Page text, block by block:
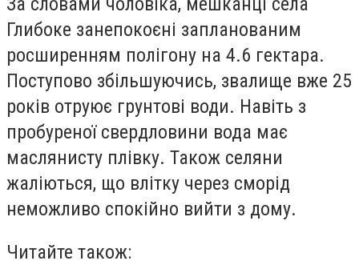
Глибоке занепокоєні запланованим
росширенням полігону на 4.6 гектара.
Поступово збільшуючись, звалище вже 25
років отруює грунтові води. Навіть з
пробуреної свердловини вода має
маслянисту плівку. Також селяни
жаліються, що влітку через сморід
неможливо спокійно вийти з дому.
Читайте також: